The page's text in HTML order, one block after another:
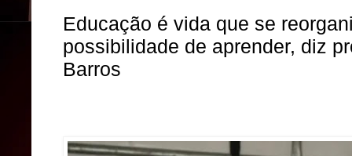
Educação é vida que se
possibilidade de aprender, diz
Barros